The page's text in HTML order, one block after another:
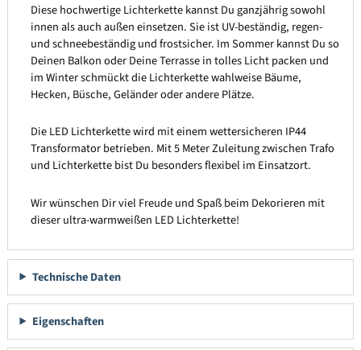
Diese hochwertige Lichterkette kannst Du ganzjährig sowohl
innen als auch außen einsetzen. Sie ist UV-beständig, regen-
und schneebeständig und frostsicher. Im Sommer kannst Du so
Deinen Balkon oder Deine Terrasse in tolles Licht packen und
im Winter schmückt die Lichterkette wahlweise Bäume,
Hecken, Büsche, Geländer oder andere Plätze.
Die LED Lichterkette wird mit einem wettersicheren IP44
Transformator betrieben. Mit 5 Meter Zuleitung zwischen Trafo
und Lichterkette bist Du besonders flexibel im Einsatzort.
Wir wünschen Dir viel Freude und Spaß beim Dekorieren mit
dieser ultra-warmweißen LED Lichterkette!
Technische Daten
Eigenschaften